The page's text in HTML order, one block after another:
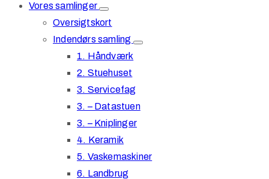
Vores samlinger
Oversigtskort
Indendørs samling
1. Håndværk
2. Stuehuset
3. Servicefag
3. – Datastuen
3. – Kniplinger
4. Keramik
5. Vaskemaskiner
6. Landbrug